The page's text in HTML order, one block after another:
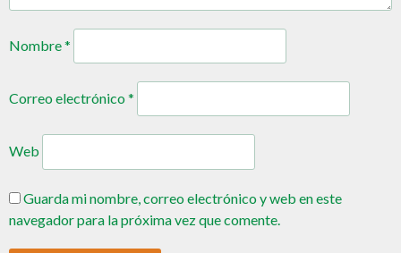
Nombre*
Correo electrónico*
Web
Guarda mi nombre, correo electrónico y web en este
navegador para la próxima vez que comente.